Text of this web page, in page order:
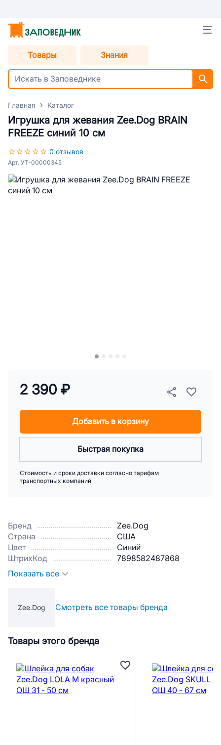
Товары Знания
Главная Каталог
Игрушка для жевания Zee.Dog BRAIN
FREEZE синий 10 см
0 отзывов
Арт. УТ-00000345
Бренд
Zee.Dog
Страна
США
Цвет
Синий
ШтрихКод
7898582487868
Показать все
Zee.Dog Смотреть все товары бренда
2 390 ₽
Добавить в корзину
Быстрая покупка
Стоимость и сроки доставки согласно тарифам
транспортных компаний
Товары этого бренда